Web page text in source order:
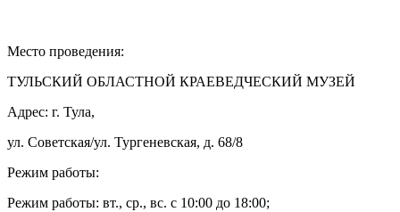
Место проведения:
ТУЛЬСКИЙ ОБЛАСТНОЙ КРАЕВЕДЧЕСКИЙ МУЗЕЙ
Адрес: г. Тула,
ул. Советская/ул. Тургеневская, д. 68/8
Режим работы:
Режим работы: вт., ср., вс. с 10:00 до 18:00;